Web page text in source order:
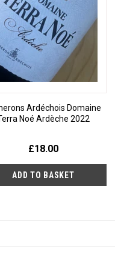
Ardéchois Domaine
Noé Ardèche 2022
£18.00